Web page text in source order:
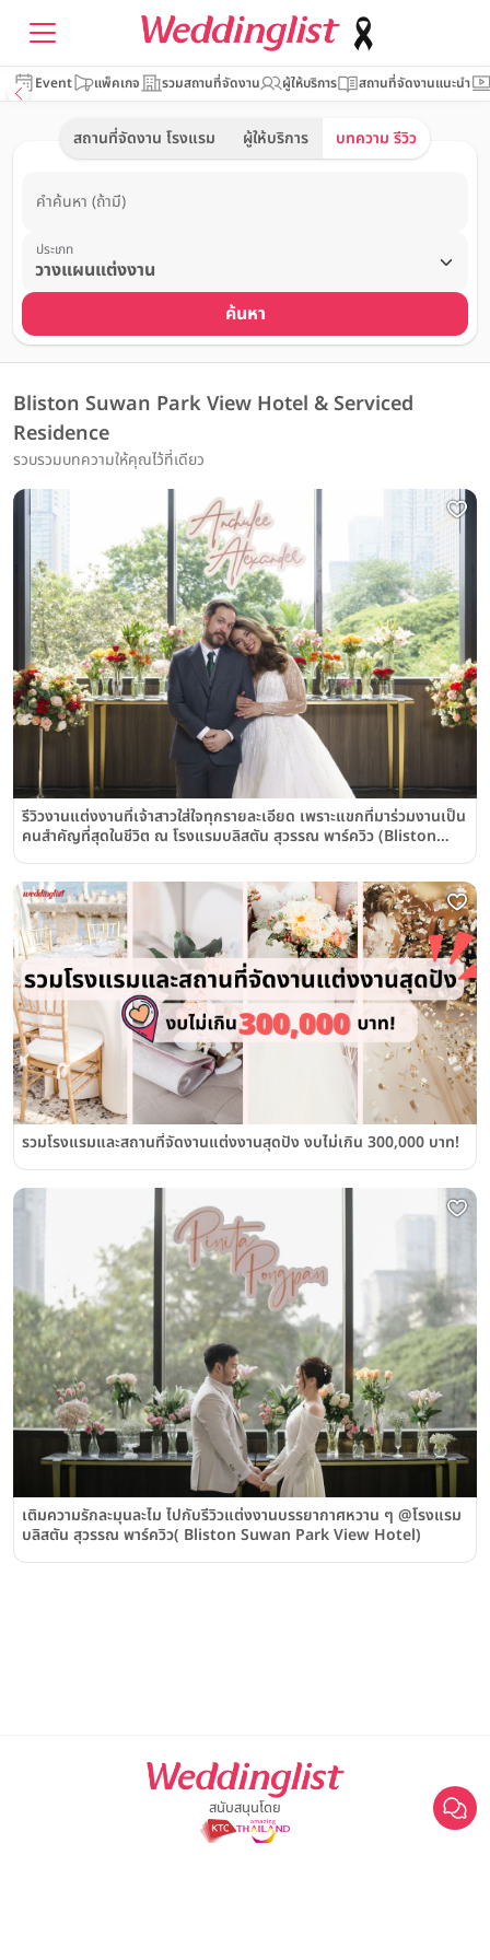
Event แพ็คเกจ รวมสถานที่จัดงาน ผู้ให้บริการ สถานที่จัดงานแนะนำ
สถานที่จัดงาน โรงแรม ผู้ให้บริการ บทความ รีวิว
คำค้นหา (ถ้ามี)
ประเภท
ค้นหา
Bliston Suwan Park View Hotel & Serviced
Residence
รวบรวมบทความให้คุณไว้ที่เดียว
รีวิวงานแต่งงานที่เจ้าสาวใส่ใจทุกรายละเอียด เพราะแขกที่มาร่วมงานเป็น
คนสำคัญที่สุดในชีวิต ณ โรงแรมบลิสตัน สุวรรณ พาร์ควิว (Bliston
รวมโรงแรมและสถานที่จัดงานแต่งงานสุดปัง งบไม่เกิน 300,000 บาท!
เติมความรักละมุนละไม ไปกับรีวิวแต่งงานบรรยากาศหวาน ๆ @โรงแรม
บลิสตัน สุวรรณ พาร์ควิว( Bliston Suwan Park View Hotel)
สนับสนุนโดย